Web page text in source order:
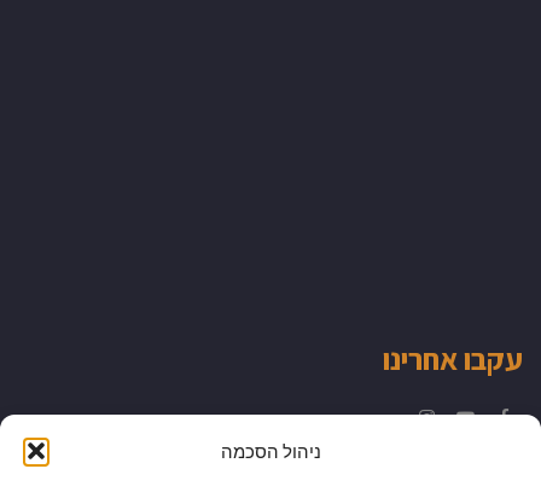
ניהול הסכמה
עקבו אחרינו